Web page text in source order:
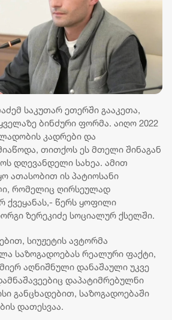
საკუთარ ეთერში გააკეთა,
ბინძური ფორმა. აიღო 2022
კადრები და
თითქოს ეს მთელი შინაგან
დღევანდელი სახეა. ამით
ათასობით ის პატიოსანი
რომელიც ღირსეულად
ქვეყანას,- წერს ყოფილი
ზერეკიძე სოციალურ ქსელში.
სიუჟეტის ავტორმა
საზოგადოებას რეალური ფაქტი,
აღნიშნული დანაშაული უკვე
დაპატიმრებულნი
განცხადებით, საზოგადოებაში
დათესვაა.